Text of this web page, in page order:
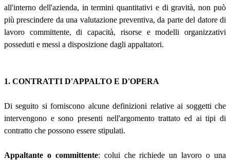
all'interno dell'azienda, in termini quantitativi e di gravità, non può
più prescindere da una valutazione preventiva, da parte del datore di
lavoro committente, di capacità, risorse e modelli organizzativi
posseduti e messi a disposizione dagli appaltatori.
1. CONTRATTI D'APPALTO E D'OPERA
Di seguito si forniscono alcune definizioni relative ai soggetti che
intervengono e sono presenti nell'argomento trattato ed ai tipi di
contratto che possono essere stipulati.
Appaltante o committente: colui che richiede un lavoro o una